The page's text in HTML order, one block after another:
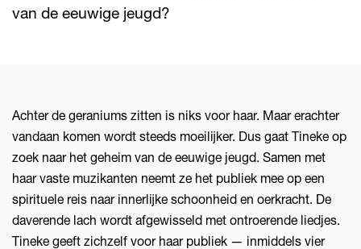
van de eeuwige jeugd?
Achter de geraniums zitten is niks voor haar. Maar erachter
vandaan komen wordt steeds moeilijker. Dus gaat Tineke op
zoek naar het geheim van de eeuwige jeugd. Samen met
haar vaste muzikanten neemt ze het publiek mee op een
spirituele reis naar innerlijke schoonheid en oerkracht. De
daverende lach wordt afgewisseld met ontroerende liedjes.
Tineke geeft zichzelf voor haar publiek — inmiddels vier